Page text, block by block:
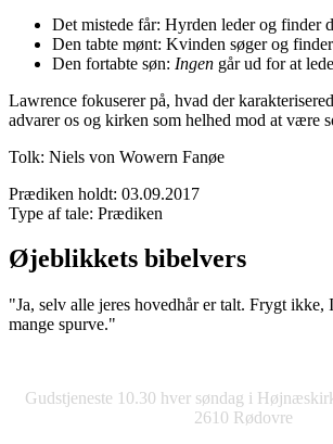
Det mistede får: Hyrden leder og finder
Den tabte mønt: Kvinden søger og
Den fortabte søn: Ingen går ud for at
Lawrence fokuserer på, hvad der
advarer os og kirken som helhed mod at være
Tolk: Niels von Wowern Fanøe
Prædiken holdt: 03.09.2017
Type af tale: Prædiken
Øjeblikkets bibelvers
"Ja, selv alle jeres hovedhår er talt. Frygt ikke,
mange spurve."
Gudstjeneste 10.30 hver søndag i
2610 Rødovre